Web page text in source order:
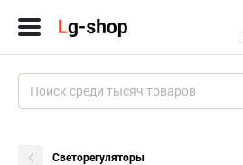
Светорегуляторы